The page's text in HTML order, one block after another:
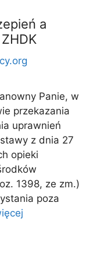
a
Panie, w
przekazania
uprawnień
z dnia 27
opieki
1398, ze zm.)
poza